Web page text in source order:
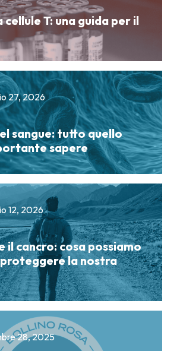
cellule T: una guida per il
27, 2026
sangue: tutto quello
sapere
12, 2026
il cancro: cosa possiamo
la nostra
28, 2025